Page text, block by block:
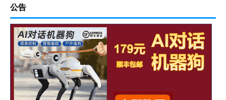
公告